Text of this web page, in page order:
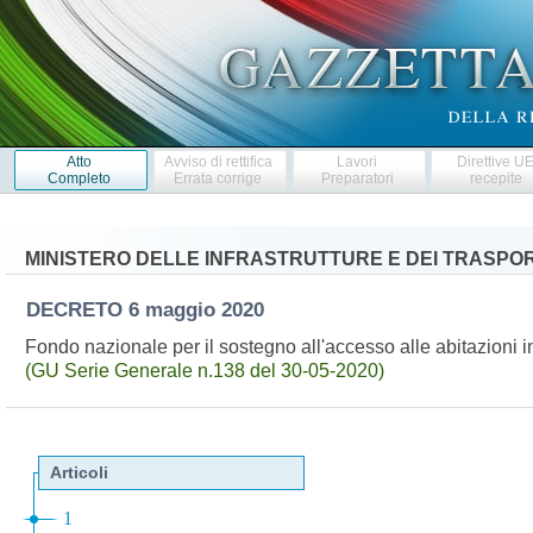
Atto
Completo
Avviso di rettifica
Errata corrige
Lavori
Preparatori
Direttive
recepite
MINISTERO DELLE INFRASTRUTTURE E DEI
DECRETO 6 maggio 2020
Fondo nazionale per il sostegno all'accesso alle abitazioni
(GU Serie Generale n.138 del 30-05-2020)